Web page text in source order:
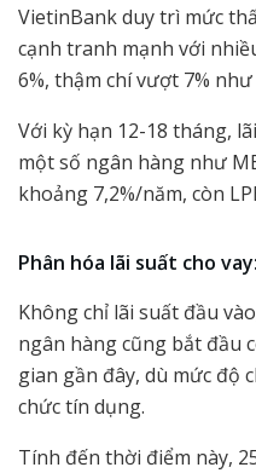
VietinBank duy trì mức
cạnh tranh mạnh với
6%, thậm chí vượt 7%
Với kỳ hạn 12-18 tháng,
một số ngân hàng như
khoảng 7,2%/năm, còn
Phân hóa lãi suất cho
Không chỉ lãi suất đầu
ngân hàng cũng bắt đầu
gian gần đây, dù mức độ
chức tín dụng.
Tính đến thời điểm này,